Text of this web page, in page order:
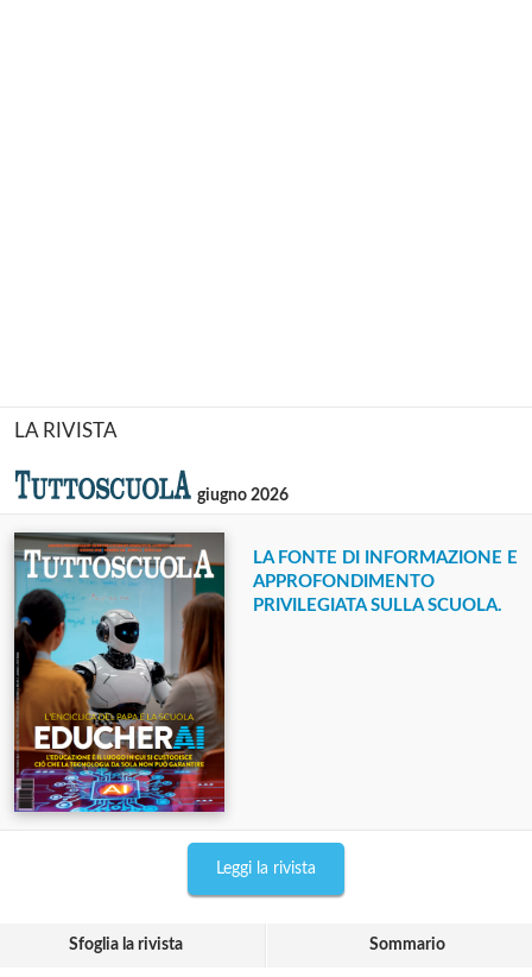
LA RIVISTA
giugno 2026
LA FONTE DI INFORMAZIONE E
APPROFONDIMENTO
PRIVILEGIATA SULLA SCUOLA.
Leggi la rivista
Sfoglia la rivista Sommario